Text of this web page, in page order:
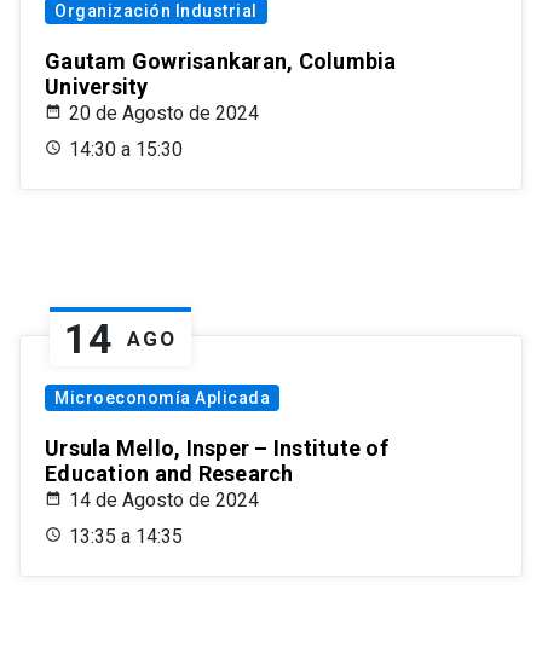
Organización Industrial
Gautam Gowrisankaran, Columbia
University
20 de Agosto de 2024
14:30 a 15:30
14 AGO
Microeconomía Aplicada
Ursula Mello, Insper – Institute of
Education and Research
14 de Agosto de 2024
13:35 a 14:35